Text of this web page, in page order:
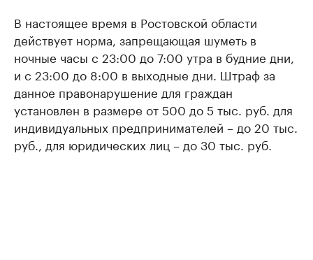
В настоящее время в Ростовской области
действует норма, запрещающая шуметь в
ночные часы с 23:00 до 7:00 утра в будние дни,
и с 23:00 до 8:00 в выходные дни. Штраф за
данное правонарушение для граждан
установлен в размере от 500 до 5 тыс. руб. для
индивидуальных предпринимателей – до 20 тыс.
руб., для юридических лиц – до 30 тыс. руб.